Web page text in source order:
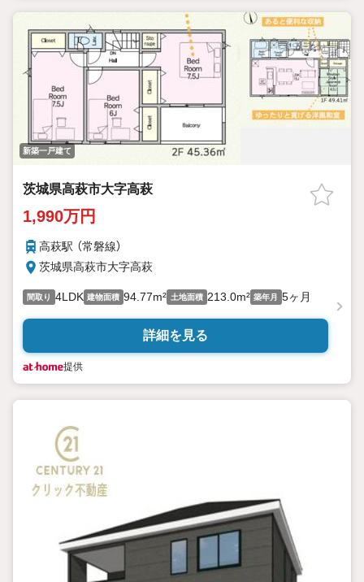
新築一戸建て
茨城県高萩市大字高萩
1,990万円
高萩駅 （常磐線）
茨城県高萩市大字高萩
間取り 4LDK 建物面積 94.77m² 土地面積 213.0m² 築年月 5ヶ月
詳細を見る
提供